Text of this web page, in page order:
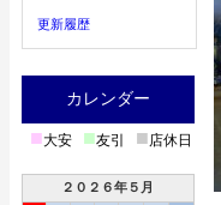
更新履歴
カレンダー
■大安 ■友引 ■店休日
２０２６年５月